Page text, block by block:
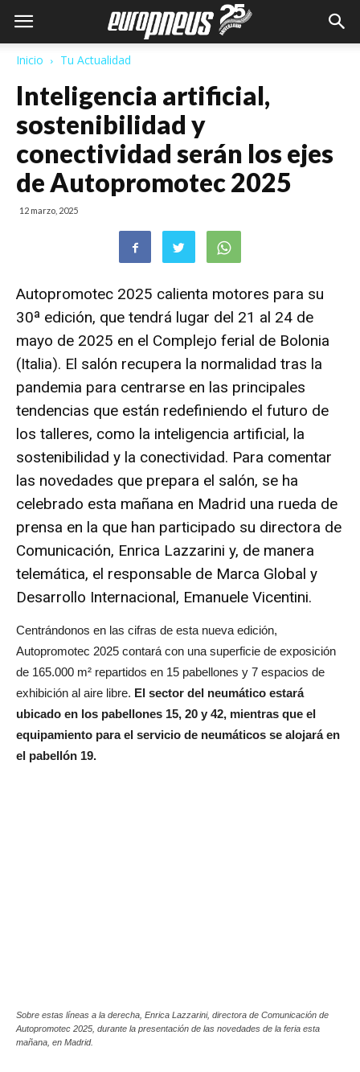
Inicio Tu Actualidad
Inteligencia artificial,
sostenibilidad y
conectividad serán los ejes
de Autopromotec 2025
12 marzo, 2025
Autopromotec 2025 calienta motores para su
30ª edición, que tendrá lugar del 21 al 24 de
mayo de 2025 en el Complejo ferial de Bolonia
(Italia). El salón recupera la normalidad tras la
pandemia para centrarse en las principales
tendencias que están redefiniendo el futuro de
los talleres, como la inteligencia artificial, la
sostenibilidad y la conectividad. Para comentar
las novedades que prepara el salón, se ha
celebrado esta mañana en Madrid una rueda de
prensa en la que han participado su directora de
Comunicación, Enrica Lazzarini y, de manera
telemática, el responsable de Marca Global y
Desarrollo Internacional, Emanuele Vicentini.
Centrándonos en las cifras de esta nueva edición,
Autopromotec 2025 contará con una superficie de exposición
de 165.000 m² repartidos en 15 pabellones y 7 espacios de
exhibición al aire libre. El sector del neumático estará
ubicado en los pabellones 15, 20 y 42, mientras que el
equipamiento para el servicio de neumáticos se alojará en
el pabellón 19.
Sobre estas líneas a la derecha, Enrica Lazzarini, directora de Comunicación de
Autopromotec 2025, durante la presentación de las novedades de la feria esta
mañana, en Madrid.